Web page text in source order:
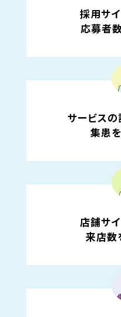
採用サイ
応募者
サービスの
集患
店舗サイ
来店数